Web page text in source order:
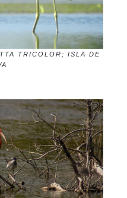
TRICOLOR; ISLA DE